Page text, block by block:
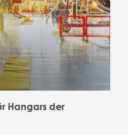
Hangars der